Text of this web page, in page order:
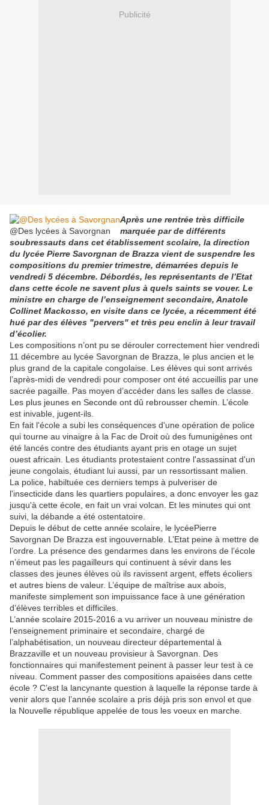
Publicité
@Des lycées à Savorgnan
Après une rentrée très difficile
marquée par de différents
soubressauts dans cet établissement scolaire, la direction
du lycée Pierre Savorgnan de Brazza vient de suspendre les
compositions du premier trimestre, démarrées depuis le
vendredi 5 décembre. Débordés, les représentants de l’Etat
dans cette école ne savent plus à quels saints se vouer. Le
ministre en charge de l’enseignement secondaire, Anatole
Collinet Mackosso, en visite dans ce lycée, a récemment été
hué par des élèves "pervers" et très peu enclin à leur travail
d’écolier.
Les compositions n’ont pu se dérouler correctement hier vendredi
11 décembre au lycée Savorgnan de Brazza, le plus ancien et le
plus grand de la capitale congolaise. Les élèves qui sont arrivés
l’après-midi de vendredi pour composer ont été accueillis par une
sacrée pagaille. Pas moyen d’accéder dans les salles de classe.
Les plus jeunes en Seconde ont dû rebrousser chemin. L’école
est inivable, jugent-ils.
En fait l'école a subi les conséquences d'une opération de police
qui tourne au vinaigre à la Fac de Droit où des fumunigènes ont
été lancés contre des étudiants ayant pris en otage un sujet
ouest africain. Les étudiants protestaient contre l'assassinat d'un
jeune congolais, étudiant lui aussi, par un ressortissant malien.
La police, habiltuée ces derniers temps à pulveriser de
l'insecticide dans les quartiers populaires, a donc envoyer les gaz
jusqu'à cette école, en fait un vrai volcan. Et les minutes qui ont
suivi, la débande a été ostentatoire.
Depuis le début de cette année scolaire, le lycéePierre
Savorgnan De Brazza est ingouvernable. L’Etat peine à mettre de
l’ordre. La présence des gendarmes dans les environs de l’école
n’émeut pas les pagailleurs qui continuent à sévir dans les
classes des jeunes élèves où ils ravissent argent, effets écoliers
et autres biens de valeur. L’équipe de maîtrise aux abois,
manifeste simplement son impuissance face à une génération
d’élèves terribles et difficiles.
L’année scolaire 2015-2016 a vu arriver un nouveau ministre de
l’enseignement priminaire et secondaire, chargé de
l’alphabétisation, un nouveau directeur départemental à
Brazzaville et un nouveau provisieur à Savorgnan. Des
fonctionnaires qui manifestement peinent à passer leur test à ce
niveau. Comment passer des compositions apaisées dans cette
école ? C’est la lancynante question à laquelle la réponse tarde à
venir alors que l’année scolaire a pris déjà pris son envol et que
la Nouvelle république appelée de tous les voeux en marche.